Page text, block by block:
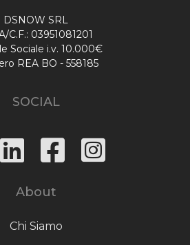
DSNOW SRL
C.F.: 03951081201
Sociale i.v. 10.000€
REA BO - 558185
SOCIAL
About
Chi Siamo